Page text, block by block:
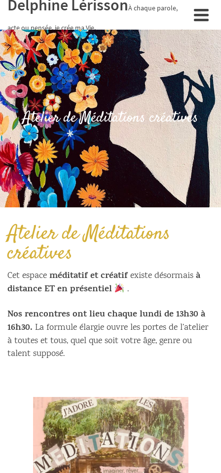
Delphine LérissonÀ chaque parole,
acte ou pensée, je crée ma Vie.
Atelier de Méditations créatives
Atelier de Méditations
créatives
Cet espaceméditatif et créatifexiste désormaisà
distance ET en présentiel
.
Nos rencontres ont lieu chaque lundi de 13h30 à
16h30. La formule élargie ouvre les portes de l’atelier
à toutes et tous, quel que soit votre âge, genre ou
talent supposé.